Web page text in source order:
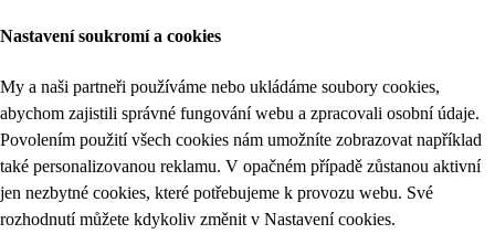
Nastavení soukromí a cookies
My a naši partneři používáme nebo ukládáme soubory cookies,
abychom zajistili správné fungování webu a zpracovali osobní údaje.
Povolením použití všech cookies nám umožníte zobrazovat například
také personalizovanou reklamu. V opačném případě zůstanou aktivní
jen nezbytné cookies, které potřebujeme k provozu webu. Své
rozhodnutí můžete kdykoliv změnit v Nastavení cookies.